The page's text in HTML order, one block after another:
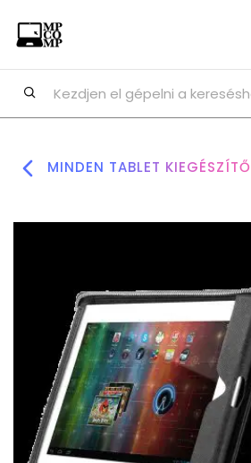
MINDEN TABLET KIEGÉSZÍTŐ